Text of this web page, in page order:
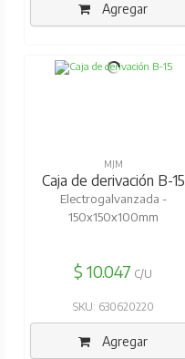
Agregar
MJM
Caja de derivación B-15
Electrogalvanzada -
150x150x100mm
$ 10.047 C/U
SKU: 630620220
Agregar